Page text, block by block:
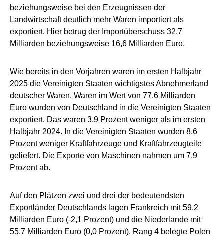
beziehungsweise bei den Erzeugnissen der
Landwirtschaft deutlich mehr Waren importiert als
exportiert. Hier betrug der Importüberschuss 32,7
Milliarden beziehungsweise 16,6 Milliarden Euro.
Wie bereits in den Vorjahren waren im ersten Halbjahr
2025 die Vereinigten Staaten wichtigstes Abnehmerland
deutscher Waren. Waren im Wert von 77,6 Milliarden
Euro wurden von Deutschland in die Vereinigten Staaten
exportiert. Das waren 3,9 Prozent weniger als im ersten
Halbjahr 2024. In die Vereinigten Staaten wurden 8,6
Prozent weniger Kraftfahrzeuge und Kraftfahrzeugteile
geliefert. Die Exporte von Maschinen nahmen um 7,9
Prozent ab.
Auf den Plätzen zwei und drei der bedeutendsten
Exportländer Deutschlands lagen Frankreich mit 59,2
Milliarden Euro (-2,1 Prozent) und die Niederlande mit
55,7 Milliarden Euro (0,0 Prozent). Rang 4 belegte Polen